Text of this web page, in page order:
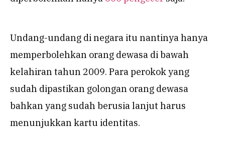
Undang-undang di negara itu nantinya hanya
memperbolehkan orang dewasa di bawah
kelahiran tahun 2009. Para perokok yang
sudah dipastikan golongan orang dewasa
bahkan yang sudah berusia lanjut harus
menunjukkan kartu identitas.